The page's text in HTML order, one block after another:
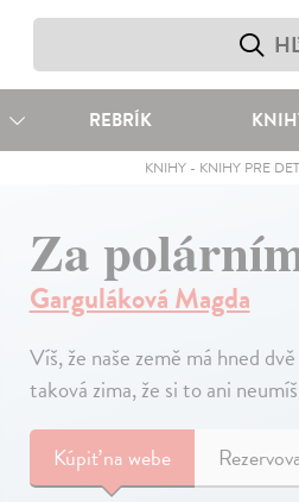
REBRÍK
KNIHY- KNIHY PRE
Za
Garguláková Magda
Víš, že naše země má hned
taková zima, že si to ani
Kúpiťna webe